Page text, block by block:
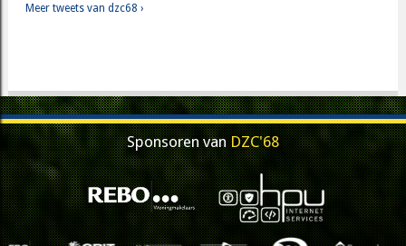
Meer tweets van dzc68 ›
Sponsoren van DZC'68